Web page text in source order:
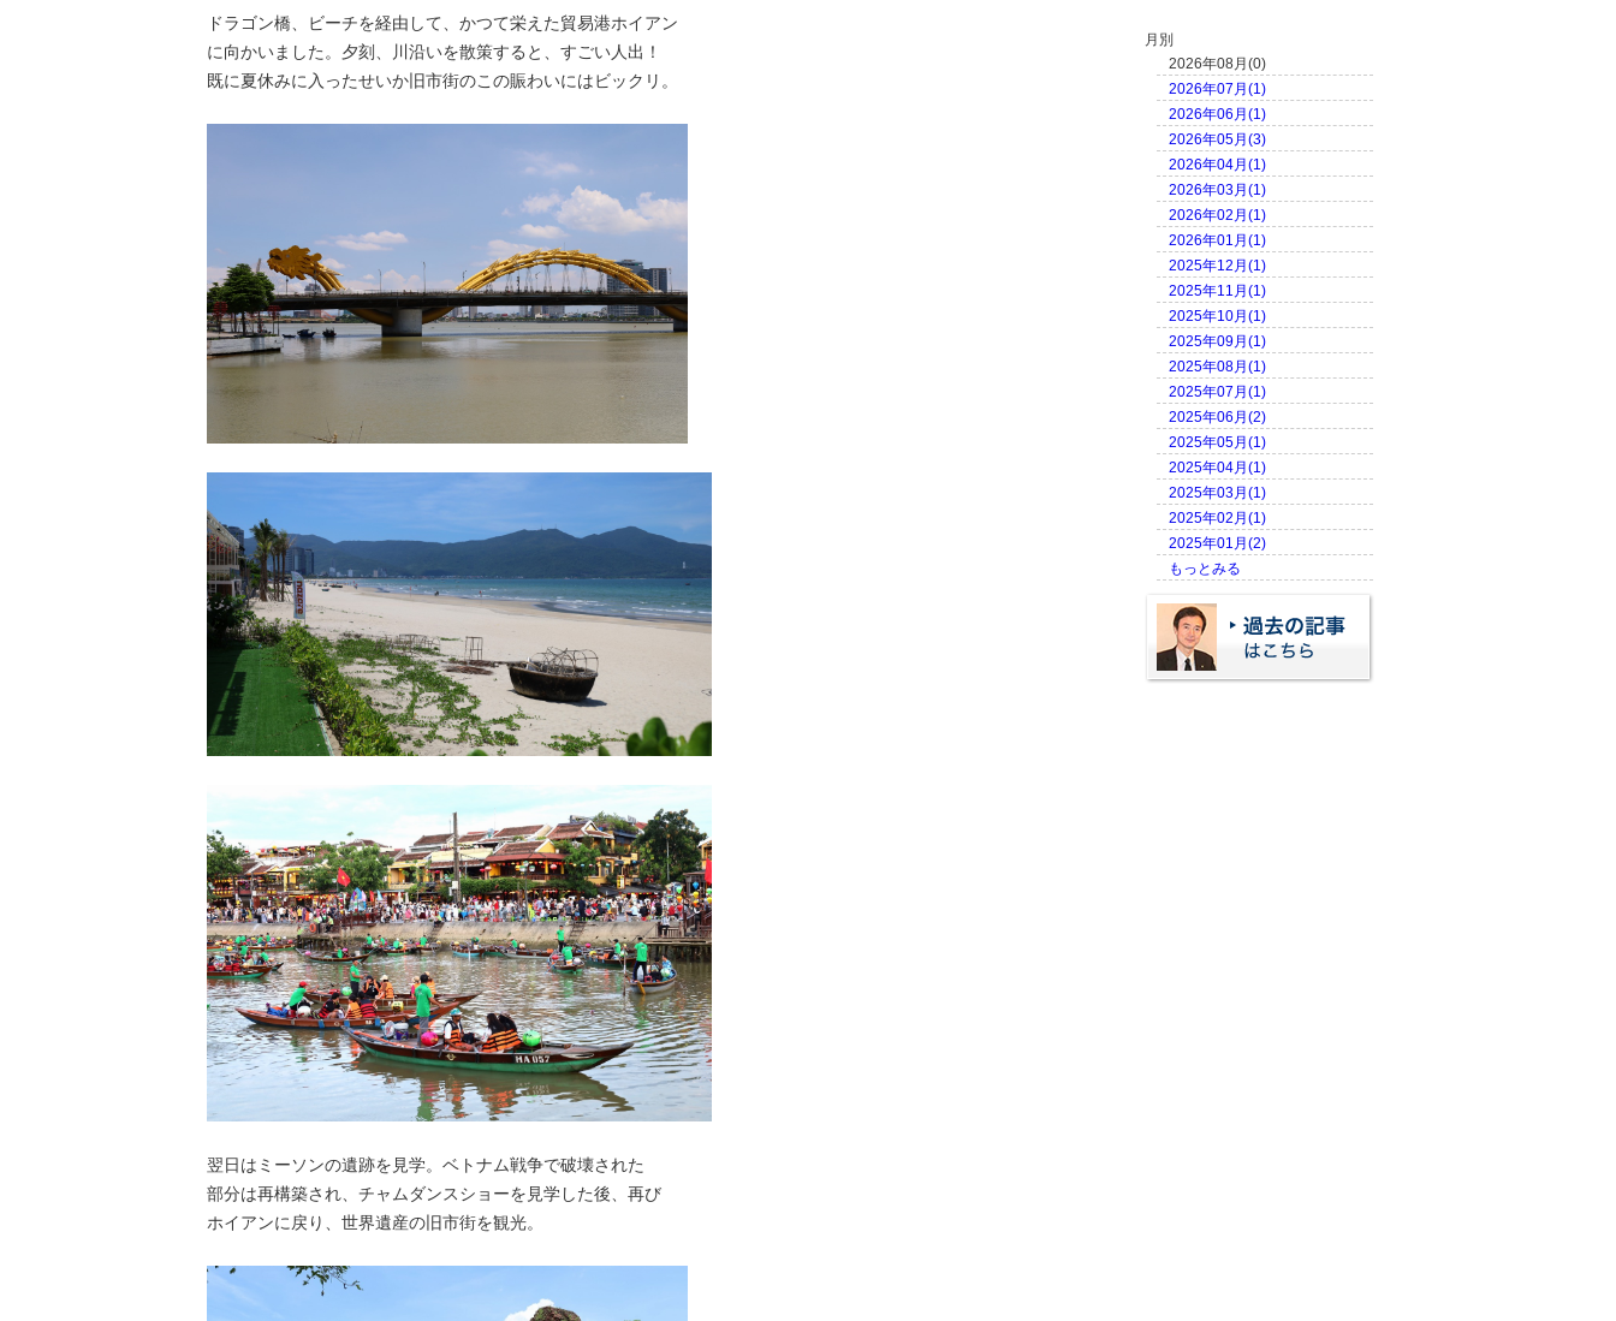
ドラゴン橋、ビーチを経由して、かつて栄えた貿易港ホイアン
に向かいました。夕刻、川沿いを散策すると、すごい人出！
既に夏休みに入ったせいか旧市街のこの賑わいにはビックリ。
翌日はミーソンの遺跡を見学。ベトナム戦争で破壊された
部分は再構築され、チャムダンスショーを見学した後、再び
ホイアンに戻り、世界遺産の旧市街を観光。
月別
2026年08月(0)
2026年07月(1)
2026年06月(1)
2026年05月(3)
2026年04月(1)
2026年03月(1)
2026年02月(1)
2026年01月(1)
2025年12月(1)
2025年11月(1)
2025年10月(1)
2025年09月(1)
2025年08月(1)
2025年07月(1)
2025年06月(2)
2025年05月(1)
2025年04月(1)
2025年03月(1)
2025年02月(1)
2025年01月(2)
もっとみる